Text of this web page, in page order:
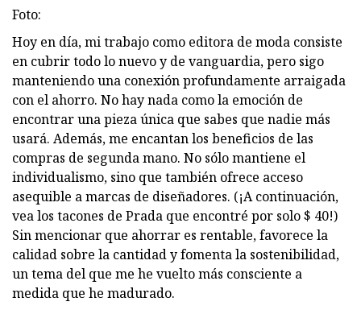
Foto:
Hoy en día, mi trabajo como editora de moda consiste
en cubrir todo lo nuevo y de vanguardia, pero sigo
manteniendo una conexión profundamente arraigada
con el ahorro. No hay nada como la emoción de
encontrar una pieza única que sabes que nadie más
usará. Además, me encantan los beneficios de las
compras de segunda mano. No sólo mantiene el
individualismo, sino que también ofrece acceso
asequible a marcas de diseñadores. (¡A continuación,
vea los tacones de Prada que encontré por solo $ 40!)
Sin mencionar que ahorrar es rentable, favorece la
calidad sobre la cantidad y fomenta la sostenibilidad,
un tema del que me he vuelto más consciente a
medida que he madurado.